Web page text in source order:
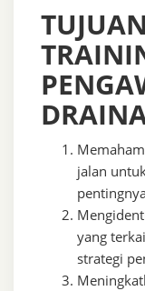
jalan
yang
strategi